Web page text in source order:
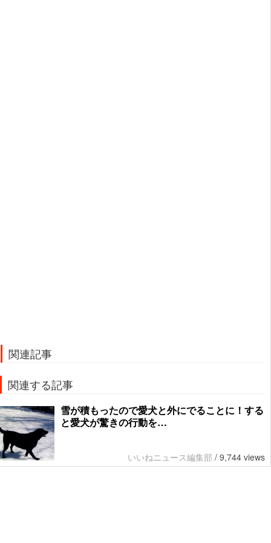
関連記事
関連する記事
雪が積もったので愛犬と外にでることに！する
と愛犬が驚きの行動を…
いいねニュース編集部 / 9,744 views